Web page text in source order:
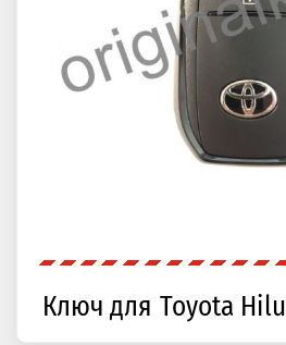
Ключ для Toyota